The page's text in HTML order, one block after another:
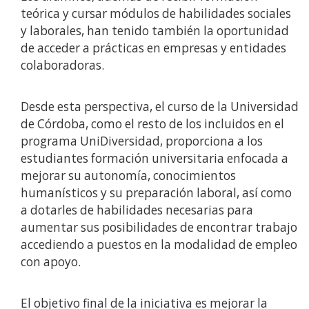
teórica y cursar módulos de habilidades sociales
y laborales, han tenido también la oportunidad
de acceder a prácticas en empresas y entidades
colaboradoras.
Desde esta perspectiva, el curso de la Universidad
de Córdoba, como el resto de los incluidos en el
programa UniDiversidad, proporciona a los
estudiantes formación universitaria enfocada a
mejorar su autonomía, conocimientos
humanísticos y su preparación laboral, así como
a dotarles de habilidades necesarias para
aumentar sus posibilidades de encontrar trabajo
accediendo a puestos en la modalidad de empleo
con apoyo.
El objetivo final de la iniciativa es mejorar la